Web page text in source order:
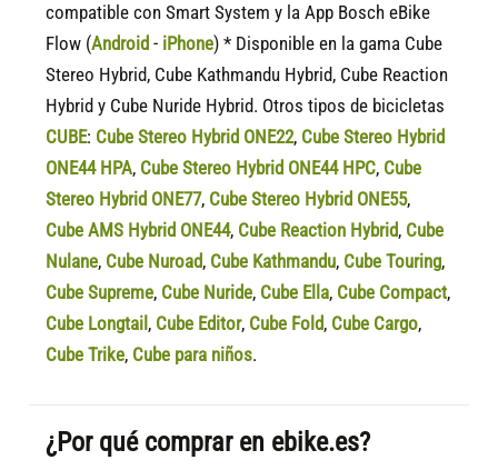
compatible con Smart System y la App Bosch eBike
Flow (Android - iPhone) * Disponible en la gama Cube
Stereo Hybrid, Cube Kathmandu Hybrid, Cube Reaction
Hybrid y Cube Nuride Hybrid. Otros tipos de bicicletas
CUBE: Cube Stereo Hybrid ONE22, Cube Stereo Hybrid
ONE44 HPA, Cube Stereo Hybrid ONE44 HPC, Cube
Stereo Hybrid ONE77, Cube Stereo Hybrid ONE55,
Cube AMS Hybrid ONE44, Cube Reaction Hybrid, Cube
Nulane, Cube Nuroad, Cube Kathmandu, Cube Touring,
Cube Supreme, Cube Nuride, Cube Ella, Cube Compact,
Cube Longtail , Cube Editor, Cube Fold, Cube Cargo,
Cube Trike, Cube para niños.
¿Por qué comprar en ebike.es?